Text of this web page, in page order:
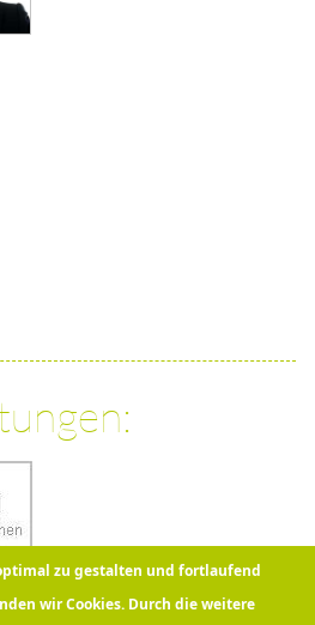
zu gestalten und fortlaufend
wir Cookies. Durch die weitere